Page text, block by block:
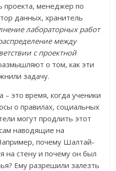
проекта, менеджер по
данных, хранитель
лабораторных работ
между
с проектной
о том, как эти
задачу.
– это время, когда ученики
о правилах, социальных
могут продлить этот
наводящие на
почему Шалтай-
на стену и почему он был
Ему разрешили залезть